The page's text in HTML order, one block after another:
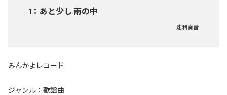
1 ： あと少し 雨の中
速利奏音
みんかよレコード
ジャンル： 歌謡曲